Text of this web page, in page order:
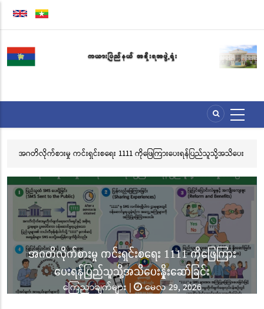
အဓိက
အကြောင်းအရာ
သွား
မည်
ြေကြားပေးရန်ပြည်သူသို့အသိပေး
လွိုင်ကော်မြို့၊ သမိုင်းဝင်ဆုတောင်းပြည့် မြို့နာ
ဘုံကထိန် အလှူတော်မင်္ဂလာအခမ်းအနား ကျင်း
ရေး 1111 ကိုဖြေကြား
ေးနှိုးဆော်ခြင်း
မေလ 29, 2026
လွိုင်ကော်မြို့၊ သမိုင်းဝင်ဆု
စေတီတော် လုံးတော်ပြည့်
ခြင်းအောင်ပွဲနှင့် (၃၆) ကြိ
ဘုံကထိန် အလှူတော်မင်္ဂလာ